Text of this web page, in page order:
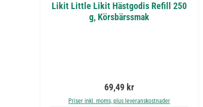
Likit Little Likit Hästgodis Refill 250
g, Körsbärssmak
Ordinarie pris:
69,49 kr
Priser inkl. moms, plus leveranskostnader